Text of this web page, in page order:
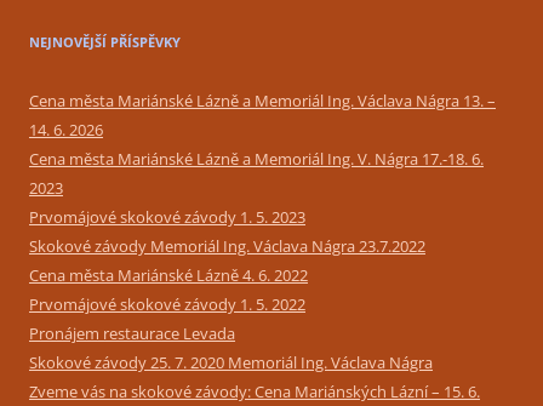
NEJNOVĚJŠÍ PŘÍSPĚVKY
Cena města Mariánské Lázně a Memoriál Ing. Václava Nágra 13. –
14. 6. 2026
Cena města Mariánské Lázně a Memoriál Ing. V. Nágra 17.-18. 6.
2023
Prvomájové skokové závody 1. 5. 2023
Skokové závody Memoriál Ing. Václava Nágra 23.7.2022
Cena města Mariánské Lázně 4. 6. 2022
Prvomájové skokové závody 1. 5. 2022
Pronájem restaurace Levada
Skokové závody 25. 7. 2020 Memoriál Ing. Václava Nágra
Zveme vás na skokové závody: Cena Mariánských Lázní – 15. 6.